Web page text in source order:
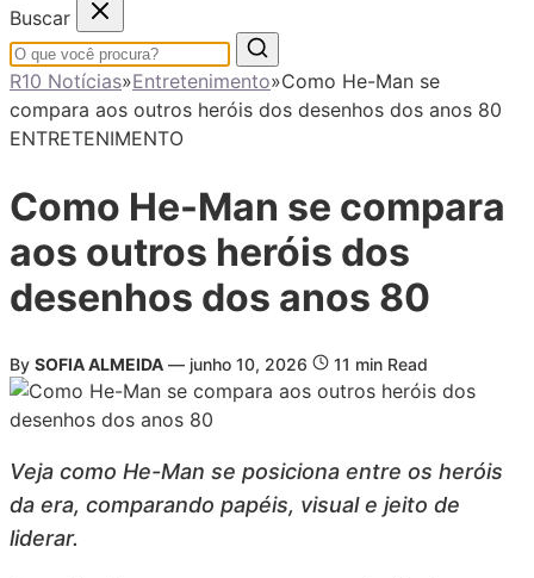
Buscar
R10 Notícias»Entretenimento»Como He-Man se
compara aos outros heróis dos desenhos dos anos 80
ENTRETENIMENTO
Como He-Man se compara
aos outros heróis dos
desenhos dos anos 80
By SOFIA ALMEIDA — junho 10, 2026 11 min Read
Veja como He-Man se posiciona entre os heróis
da era, comparando papéis, visual e jeito de
liderar.